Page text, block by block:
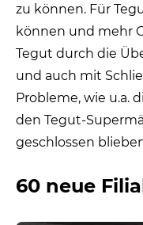
zu können. Für
können und mehr
Tegut durch die
und auch mit
Probleme, wie u.a.
den Tegut-
geschlossen
60 neue